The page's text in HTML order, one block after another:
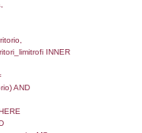
d1_controlli.Via,
FROM
ON
where
d2_autorizzazioni